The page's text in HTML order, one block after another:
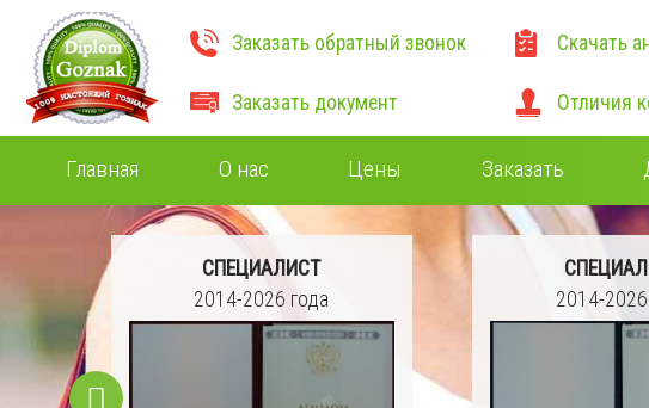
Заказать обратный звонок
Заказать документ
Скачать
Отличия
Главная О нас Цены Заказать
СПЕЦИАЛИСТ
2014-2026 года
2011-